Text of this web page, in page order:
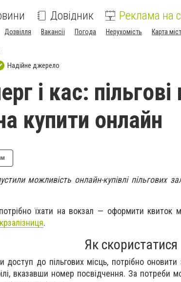
Довідник Реклама на
Дозвілля Вакансії Погода Нерухомість Карта
Надійне джерело
і кас:
купити онлайн
можливість онлайн-купівлі пільгових
їхати на вокзал — оформити
.
Як скористатися
до пільгових місць, потрібно оновити
вказавши номер посвідчення. За потреби